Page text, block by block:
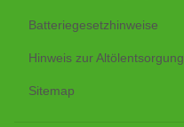
Batteriegesetzhinweise
Hinweis zur Altölentsorgung
Sitemap